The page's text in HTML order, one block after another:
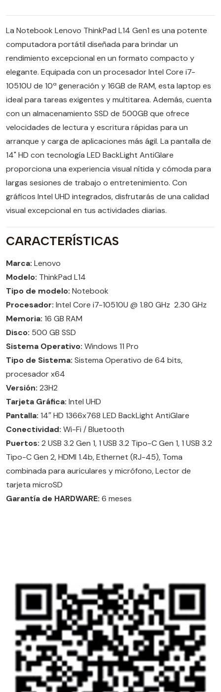
La Notebook Lenovo ThinkPad L14 Gen1 es una potente
computadora portátil diseñada para brindar un
rendimiento excepcional en un formato compacto y
elegante. Equipada con un procesador Intel Core i7-
10510U de 10ª generación y 16GB de RAM, esta laptop es
ideal para tareas exigentes y multitarea. Además, cuenta
con un almacenamiento SSD de 500GB que ofrece
velocidades de lectura y escritura rápidas para un
arranque y carga de aplicaciones más ágil. La pantalla de
14" HD con tecnología LED BackLight AntiGlare
proporciona una experiencia visual nítida y cómoda para
largas sesiones de trabajo o entretenimiento. Con
gráficos Intel UHD integrados, disfrutarás de una calidad
visual excepcional en tus actividades diarias.
CARACTERÍSTICAS
Marca: Lenovo
Modelo: ThinkPad L14
Tipo de modelo: Notebook
Procesador: Intel Core i7-10510U @ 1.80 GHz 2.30 GHz
Memoria: 16 GB RAM
Disco: 500 GB SSD
Sistema Operativo: Windows 11 Pro
Tipo de Sistema: Sistema Operativo de 64 bits,
procesador x64
Versión: 23H2
Tarjeta Gráfica: Intel UHD
Pantalla: 14″ HD 1366x768 LED BackLight AntiGlare
Conectividad: Wi-Fi / Bluetooth
Puertos: 2 USB 3.2 Gen 1, 1 USB 3.2 Tipo-C Gen 1, 1 USB 3.2
Tipo-C Gen 2, HDMI 1.4b, Ethernet (RJ-45), Toma
combinada para auriculares y micrófono, Lector de
tarjeta microSD
Garantía de HARDWARE: 6 meses